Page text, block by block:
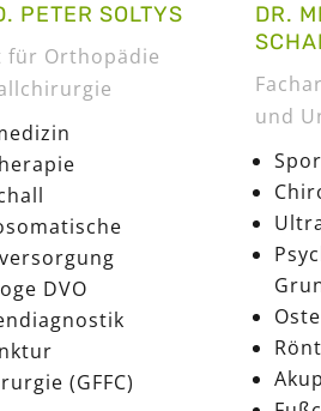
PETER SOLTYS
für Orthopädie
DVO
(GFFC)
DR.
und